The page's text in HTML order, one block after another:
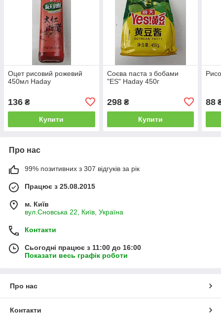
Оцет рисовий рожевий
450мл Haday
136 ₴
Купити
Соєва паста з бобами
"ES" Haday 450г
298₴
Купити
88
Про нас
99% позитивних з 307 відгуків за рік
Працює з 25.08.2015
м. Київ
вул.Сновська 22, Київ, Україна
Контакти
Сьогодні працює з 11:00 до 16:00
Показати весь графік роботи
Про нас
Контакти